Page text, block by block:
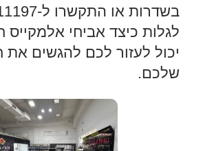
לגלות כיצד אביחי אלמקייס
יכול לעזור לכם להגשים את
שלכם.